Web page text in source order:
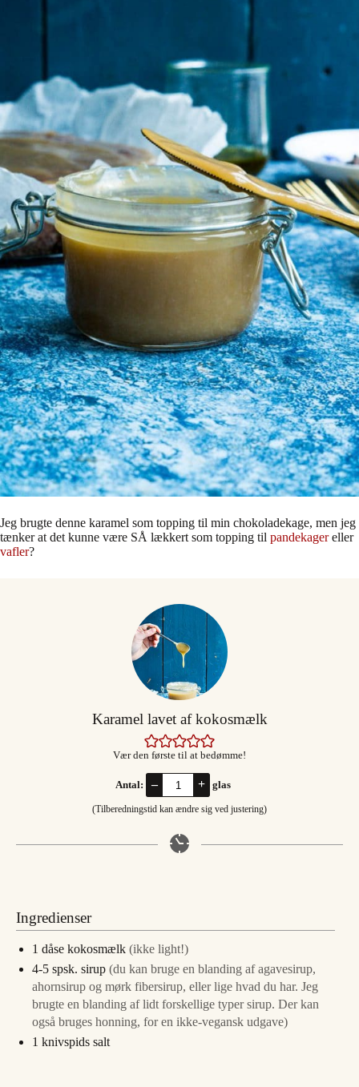
Jeg brugte denne karamel som topping til min chokoladekage, men jeg
tænker at det kunne være SÅ lækkert som topping til pandekagereller
vafler?
Karamel lavet af kokosmælk
Vær den første til at bedømme!
Antal: – + glas
(Tilberedningstid kan ændre sig ved justering)
Ingredienser
1 dåse kokosmælk (ikke light!)
4-5 spsk. sirup (du kan bruge en blanding af agavesirup,
ahornsirup og mørk fibersirup, eller lige hvad du har. Jeg
brugte en blanding af lidt forskellige typer sirup. Der kan
også bruges honning, for en ikke-vegansk udgave)
1 knivspids salt